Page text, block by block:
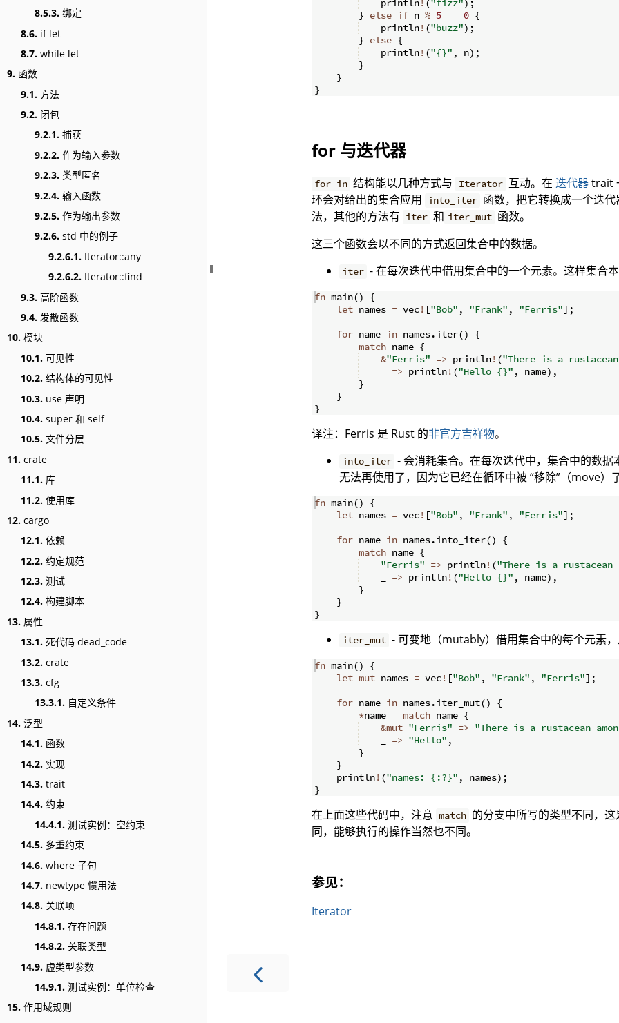
8.5.3. 绑定
8.6. if let
8.7. while let
9. 函数
9.1. 方法
9.2. 闭包
9.2.1. 捕获
9.2.2. 作为输入参数
9.2.3. 类型匿名
9.2.4. 输入函数
9.2.5. 作为输出参数
9.2.6. std 中的例子
9.2.6.1. Iterator::any
9.2.6.2. Iterator::find
9.3. 高阶函数
9.4. 发散函数
10. 模块
10.1. 可见性
10.2. 结构体的可见性
10.3. use 声明
10.4. super 和 self
10.5. 文件分层
11. crate
11.1. 库
11.2. 使用库
12. cargo
12.1. 依赖
12.2. 约定规范
12.3. 测试
12.4. 构建脚本
13. 属性
13.1. 死代码 dead_code
13.2. crate
13.3. cfg
13.3.1. 自定义条件
14. 泛型
14.1. 函数
14.2. 实现
14.3. trait
14.4. 约束
14.4.1. 测试实例：空约束
14.5. 多重约束
14.6. where 子句
14.7. newtype 惯用法
14.8. 关联项
14.8.1. 存在问题
14.8.2. 关联类型
14.9. 虚类型参数
14.9.1. 测试实例：单位检查
15. 作用域规则
    println
! ("fizz") ;
} else if n % 5 == 0 {
    println
! ("buzz") ;
} else {
    println
! ("{}" , n) ;
}
}
}
for 与迭代器
for in 结构能以几种方式与 Iterator 互动。在 迭代器trait
环会对给出的集合应用 into_iter 函数，把它转换成一个迭
法，其他的方法有 iter 和 iter_mut 函数。
这三个函数会以不同的方式返回集合中的数据。
iter - 在每次迭代中借用集合中的一个元素。这样集合
fn main()
{
let names = vec! ["Bob" , "Frank" , "Ferris"] ;
for name in names.iter()
{
match name {
&"Ferris" => println! ("There is a rustacean
=> println! ("Hello {}" , name) ,
}
}
}
译注：Ferris 是 Rust 的非官方吉祥物。
into_iter - 会消耗集合。在每次迭代中，集合中的数
无法再使用了，因为它已经在循环中被 “移除”（move）了
fn main()
{
let names = vec! ["Bob" , "Frank" , "Ferris"] ;
for name in names.into_iter()
{
match name {
"Ferris" => println! ("There is a rustacean
=> println! ("Hello {}" , name) ,
}
}
}
iter_mut - 可变地（mutably）借用集合中的每个元素，
fn main()
{
let mut names = vec! ["Bob" , "Frank" , "Ferris"] ;
for name in names.iter_mut()
{
*name = match name {
&mut "Ferris" => "There is a rustacean
=> "Hello" ,
}
}
    println
! ("names: {:?}" , names) ;
}
在上面这些代码中，注意 match 的分支中所写的类型不同，
同，能够执行的操作当然也不同。
参见：
Iterator